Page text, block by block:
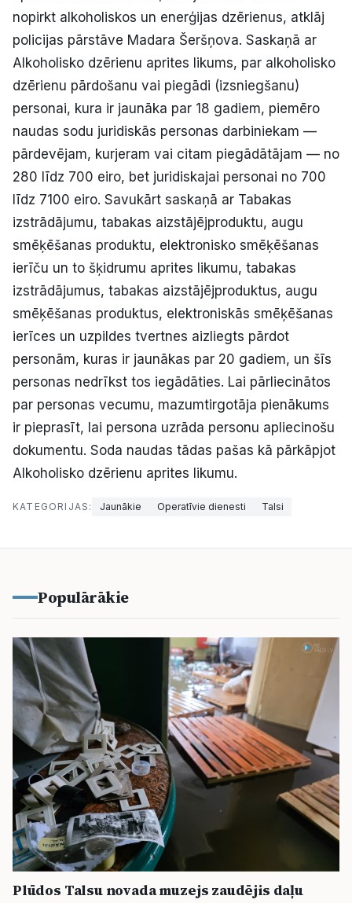
Facebook Instagram YouTube
E-avīze Abonē
nopirkt alkoholiskos un enerģijas dzērienus, atklāj
policijas pārstāve Madara Šeršņova. Saskaņā ar
Alkoholisko dzērienu aprites likums, par alkoholisko
dzērienu pārdošanu vai piegādi (izsniegšanu)
personai, kura ir jaunāka par 18 gadiem, piemēro
naudas sodu juridiskās personas darbiniekam —
pārdevējam, kurjeram vai citam piegādātājam — no
280 līdz 700 eiro, bet juridiskajai personai no 700
līdz 7100 eiro. Savukārt saskaņā ar Tabakas
izstrādājumu, tabakas aizstājējproduktu, augu
smēķēšanas produktu, elektronisko smēķēšanas
ierīču un to šķidrumu aprites likumu, tabakas
izstrādājumus, tabakas aizstājējproduktus, augu
smēķēšanas produktus, elektroniskās smēķēšanas
ierīces un uzpildes tvertnes aizliegts pārdot
personām, kuras ir jaunākas par 20 gadiem, un šīs
personas nedrīkst tos iegādāties. Lai pārliecinātos
par personas vecumu, mazumtirgotāja pienākums
ir pieprasīt, lai persona uzrāda personu apliecinošu
dokumentu. Soda naudas tādas pašas kā pārkāpjot
Alkoholisko dzērienu aprites likumu.
KATEGORIJAS: Jaunākie Operatīvie dienesti Talsi
Populārākie
Plūdos Talsu novada muzejs zaudējis daļu